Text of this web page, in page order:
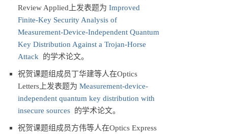
Review Applied上发表题为 Improved
Finite-Key Security Analysis of
Measurement-Device-Independent Quantum
Key Distribution Against a Trojan-Horse
Attack 的学术论文。
祝贺课题组成员丁华建等人在Optics
Letters上发表题为 Measurement-device-
independent quantum key distribution with
insecure sources 的学术论文。
祝贺课题组成员方伟等人在Optics Express